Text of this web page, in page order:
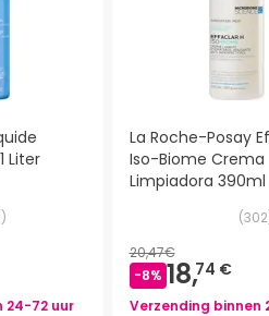
Liter
)
24-72 uur
La Roche-Posay
Iso-Biome Crema
Limpiadora 390ml
(302
20,47€
-8% 18,74 €
Verzending binnen